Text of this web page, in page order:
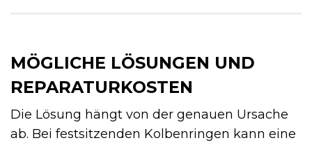
MÖGLICHE LÖSUNGEN UND
REPARATURKOSTEN
Die Lösung hängt von der genauen Ursache
ab. Bei festsitzenden Kolbenringen kann eine